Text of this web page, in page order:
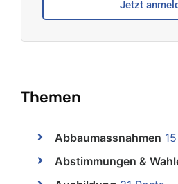
Jetzt
Themen
Abbaumassnahmen
Abstimmungen &